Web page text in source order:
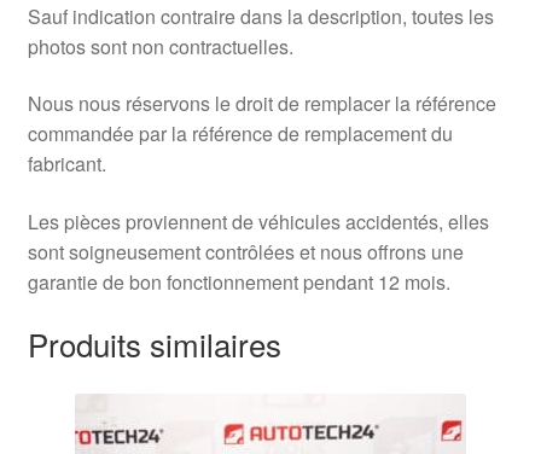
Sauf indication contraire dans la description, toutes les
photos sont non contractuelles.
Nous nous réservons le droit de remplacer la référence
commandée par la référence de remplacement du
fabricant.
Les pièces proviennent de véhicules accidentés, elles
sont soigneusement contrôlées et nous offrons une
garantie de bon fonctionnement pendant 12 mois.
Produits similaires